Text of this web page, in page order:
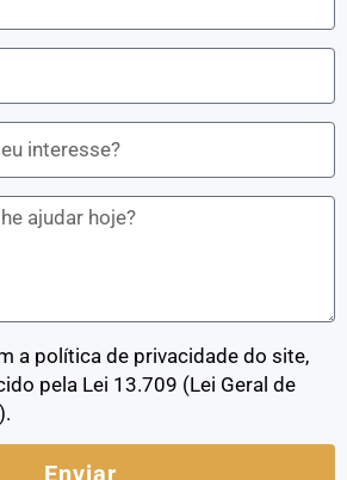
a política de privacidade do site,
pela Lei 13.709 (Lei Geral de